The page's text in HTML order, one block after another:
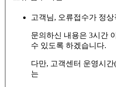
고객님, 오류접수가 정
문의하신 내용은 3시간
수 있도록 하겠습니다.
다만, 고객센터 운영시간
는